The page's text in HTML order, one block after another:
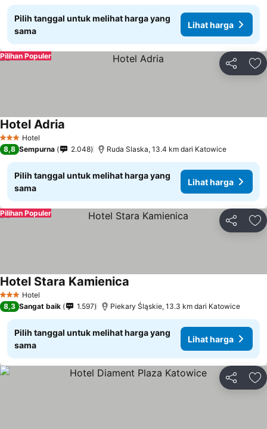
Pilih tanggal untuk melihat harga yang
sama
Lihat harga
Bagikan
Pilihan Populer
3 BintangHotel
Hotel Adria
8,8 Sempurna 2.048 Ruda Slaska, 13.4 km dari Katowice
Pilih tanggal untuk melihat harga yang
sama
Lihat harga
Bagikan
Pilihan Populer
3 BintangHotel
Hotel Stara Kamienica
8,3 Sangat baik 1.597 Piekary Śląskie, 13.3 km dari Katowice
Pilih tanggal untuk melihat harga yang
sama
Lihat harga
Bagikan